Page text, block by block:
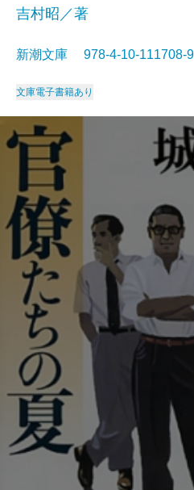
吉村昭／著
新潮文庫 978-4-10-
文庫電子書籍あり